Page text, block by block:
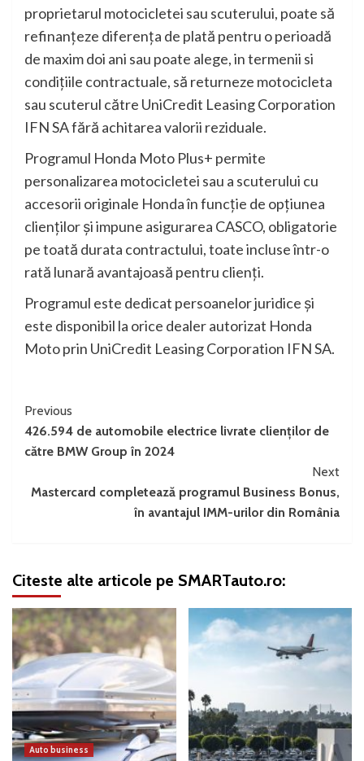
proprietarul motocicletei sau scuterului, poate să
refinanțeze diferența de plată pentru o perioadă
de maxim doi ani sau poate alege, in termenii si
condițiile contractuale, să returneze motocicleta
sau scuterul către UniCredit Leasing Corporation
IFN SA fără achitarea valorii reziduale.
Programul Honda Moto Plus+ permite
personalizarea motocicletei sau a scuterului cu
accesorii originale Honda în funcție de opțiunea
clienților și impune asigurarea CASCO, obligatorie
pe toată durata contractului, toate incluse într-o
rată lunară avantajoasă pentru clienți.
Programul este dedicat persoanelor juridice și
este disponibil la orice dealer autorizat Honda
Moto prin UniCredit Leasing Corporation IFN SA.
Continue
Reading
Previous
426.594 de automobile electrice livrate clienților de
către BMW Group în 2024
Next
Mastercard completează programul Business Bonus,
în avantajul IMM-urilor din România
Citeste alte articole pe SMARTauto.ro:
Auto business